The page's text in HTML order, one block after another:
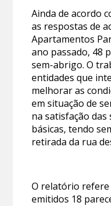
Ainda de acordo
as respostas de
Apartamentos
ano passado, 48
sem-abrigo. O
entidades que
melhorar as
em situação de
na satisfação das
básicas, tendo
retirada da rua
O relatório refere
emitidos 18